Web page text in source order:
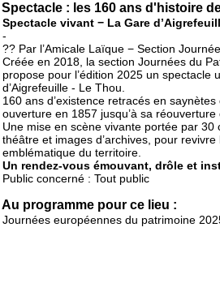
Spectacle : les 160 ans d'histoire
Spectacle vivant − La Gare
-
?? Par l’Amicale Laïque − Section
Créée en 2018, la section Journées du
propose pour l’édition 2025 un spectacle
d’Aigrefeuille - Le Thou.
160 ans d’existence retracés en
ouverture en 1857 jusqu’à sa réouverture
Une mise en scène vivante portée par
théâtre et images d’archives, pour
emblématique du territoire.
Un rendez-vous émouvant, drôle et
Public concerné : Tout public
Au programme pour ce lieu :
Journées européennes du patrimoine